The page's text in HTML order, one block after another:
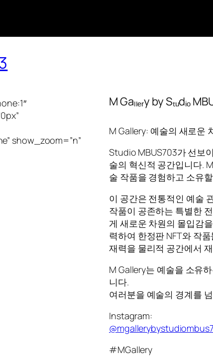
show_zoom=”n”
M Gaₗₗₑᵣy by Sₜᵤdᵢₒ
M Gallery: 예술의 새로운
Studio MBUS703가 선보
술의 혁신적 공간입니다.
술 작품을 경험하고 소유
이 공간은 전통적인 예술
작품이 공존하는 특별한
게 새로운 차원의 몰입감
력하여 한정판 NFT와 작
재력을 물리적 공간에서
M Gallery는 예술을 소유
니다.
여러분을 예술의 경계를
Instagram:
#MGallery